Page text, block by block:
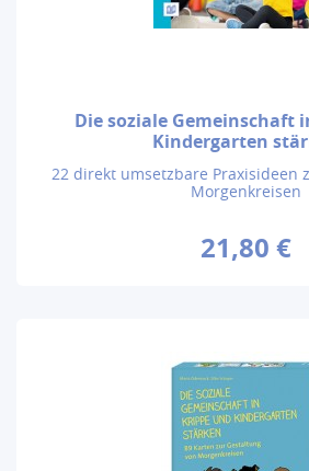
Die soziale Gemeinschaft
Kindergarten
22 direkt umsetzbare Praxisideen
Morgenkreisen
21,80 €